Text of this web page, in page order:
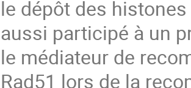
le dépôt des histones
aussi participé à un
le médiateur de
Rad51 lors de la